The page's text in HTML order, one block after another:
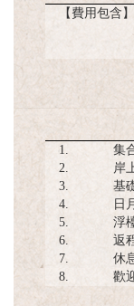
【費用包含】
1.
集
2.
岸
3.
基
4.
日
5.
浮
6.
返
7.
休
8.
歡